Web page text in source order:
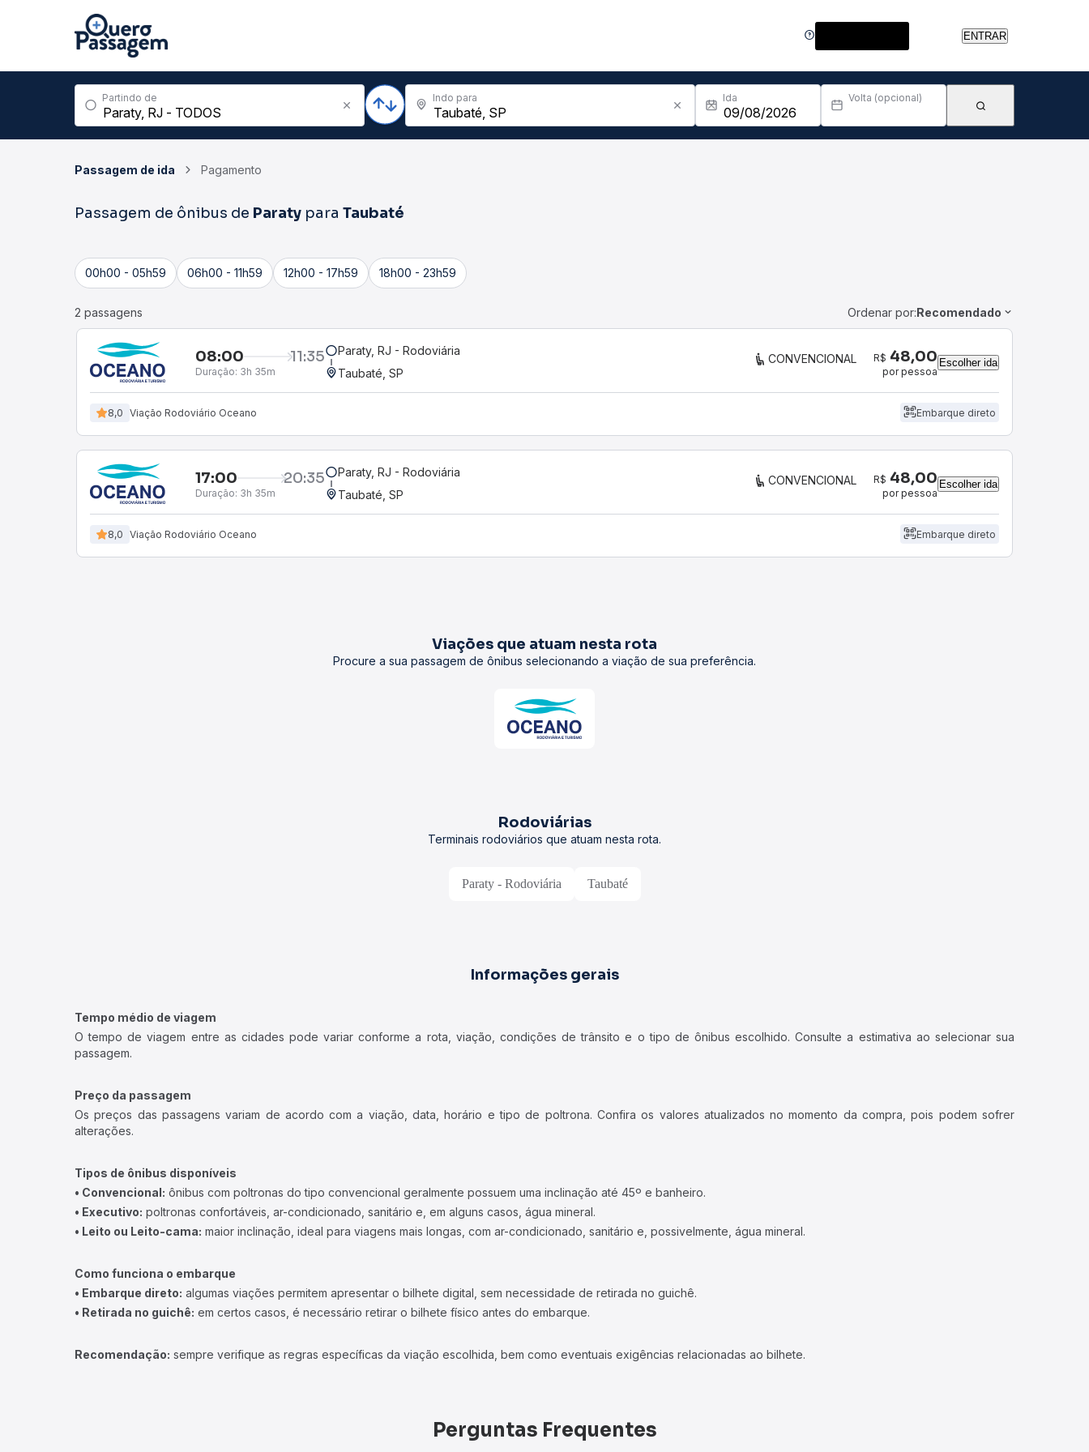
ENTRAR
Partindo de Indo para Ida Volta (opcional)
Passagem de ida Pagamento
Passagem de ônibus de Paraty para Taubaté
00h00 - 05h59 06h00 - 11h59 12h00 - 17h59 18h00 - 23h59
2 passagens Ordenar por:Recomendado
08:00 11:35
Duração: 3h 35m
Paraty, RJ - Rodoviária
Taubaté, SP
CONVENCIONAL R$ 48,00
por pessoa
Escolher ida
8,0 Viação Rodoviário Oceano Embarque direto
17:00 20:35
Duração: 3h 35m
Paraty, RJ - Rodoviária
Taubaté, SP
CONVENCIONAL R$ 48,00
por pessoa
Escolher ida
8,0 Viação Rodoviário Oceano Embarque direto
Viações que atuam nesta rota
Procure a sua passagem de ônibus selecionando a viação de sua preferência.
Rodoviárias
Terminais rodoviários que atuam nesta rota.
Paraty - Rodoviária Taubaté
Informações gerais
Tempo médio de viagem
O tempo de viagem entre as cidades pode variar conforme a rota, viação, condições de trânsito e o tipo de ônibus escolhido. Consulte a estimativa ao selecionar sua
passagem.
Preço da passagem
Os preços das passagens variam de acordo com a viação, data, horário e tipo de poltrona. Confira os valores atualizados no momento da compra, pois podem sofrer
alterações.
Tipos de ônibus disponíveis
• Convencional: ônibus com poltronas do tipo convencional geralmente possuem uma inclinação até 45º e banheiro.
• Executivo: poltronas confortáveis, ar-condicionado, sanitário e, em alguns casos, água mineral.
• Leito ou Leito-cama: maior inclinação, ideal para viagens mais longas, com ar-condicionado, sanitário e, possivelmente, água mineral.
Como funciona o embarque
• Embarque direto: algumas viações permitem apresentar o bilhete digital, sem necessidade de retirada no guichê.
• Retirada no guichê: em certos casos, é necessário retirar o bilhete físico antes do embarque.
Recomendação: sempre verifique as regras específicas da viação escolhida, bem como eventuais exigências relacionadas ao bilhete.
Perguntas Frequentes